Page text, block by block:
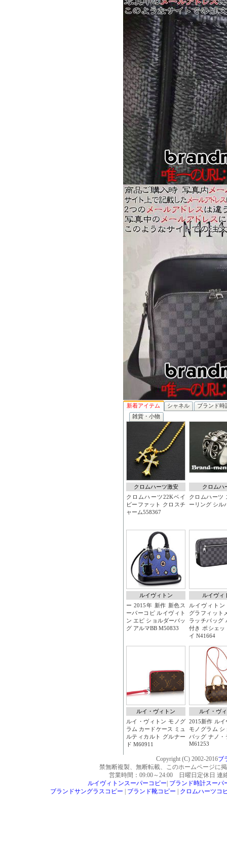
Copyright (C) 2002-2016ブ
禁無断複製、無断転載、このホームページに
営業時間：09:00～24:00 日曜日定休日 連
ルイヴィトンスーパーコピー ブランド時計スーパ
ブランドサングラスコピー
ブランド靴コピー クロムハーツコ